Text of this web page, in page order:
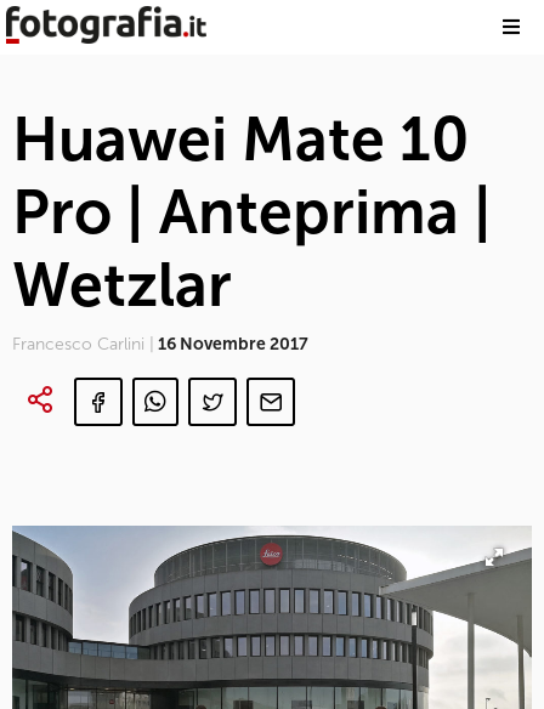
Huawei Mate 10
Pro | Anteprima |
Wetzlar
Francesco Carlini | 16 Novembre 2017